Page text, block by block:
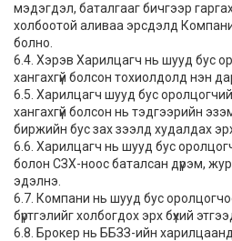
мэдэгдэл, баталгааг бичгээр
холбоотой аливаа эрсдэлд Компани
болно.
6.4. Хэрэв Харилцагч нь шууд бус
хангахгүй болсон тохиолдолд нэн
6.5. Харилцагч шууд бус
хангахгүй болсон нь тэдгээрийн
биржийн бус зах зээлд худалдах
6.6. Харилцагч нь шууд бус
болон СЗХ-ноос баталсан дүрэм,
эдэлнэ.
6.7. Компани нь шууд бус
бүртгэлийг холбогдох эрх бүхий
6.8. Брокер нь ББЗЗ-ийн